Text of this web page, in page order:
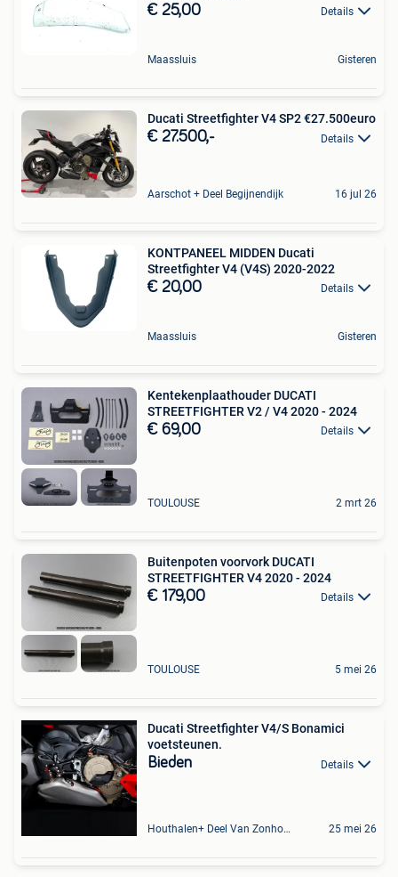
€ 25,00 Details
Maassluis Gisteren
Ducati Streetfighter V4 SP2 €27.500euro
€ 27.500,- Details
Aarschot + Deel Begijnendijk 16 jul 26
KONTPANEEL MIDDEN Ducati
Streetfighter V4 (V4S) 2020-2022
€ 20,00 Details
Maassluis Gisteren
Kentekenplaathouder DUCATI
STREETFIGHTER V2 / V4 2020 - 2024
€ 69,00 Details
TOULOUSE 2 mrt 26
Buitenpoten voorvork DUCATI
STREETFIGHTER V4 2020 - 2024
€ 179,00 Details
TOULOUSE 5 mei 26
Ducati Streetfighter V4/S Bonamici
voetsteunen.
Bieden Details
Houthalen+ Deel Van Zonhoven En Zolder 25 mei 26